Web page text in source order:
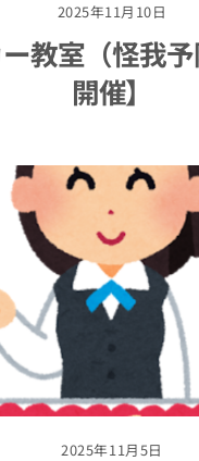
2025年11月10日
ー教室（怪我予
開催】
2025年11月5日